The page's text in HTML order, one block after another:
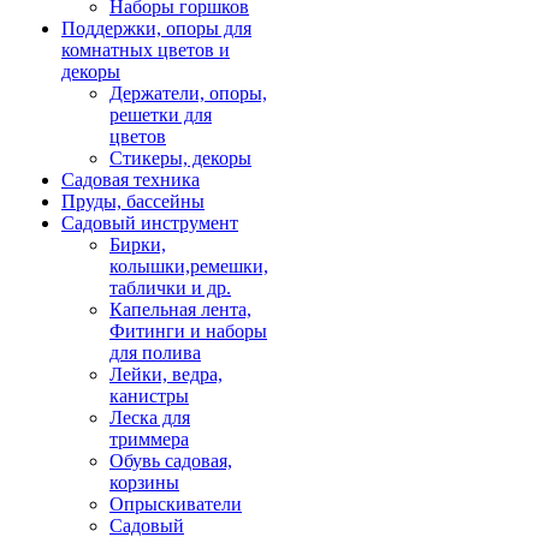
Наборы горшков
Поддержки, опоры для
комнатных цветов и
декоры
Держатели, опоры,
решетки для
цветов
Стикеры, декоры
Садовая техника
Пруды, бассейны
Садовый инструмент
Бирки,
колышки,ремешки,
таблички и др.
Капельная лента,
Фитинги и наборы
для полива
Лейки, ведра,
канистры
Леска для
триммера
Обувь садовая,
корзины
Опрыскиватели
Садовый